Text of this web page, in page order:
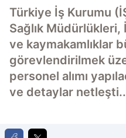
Türkiye İş Kurumu
Sağlık
ve kaymakamlıklar
görevlendirilmek
personel alımı
ve detaylar